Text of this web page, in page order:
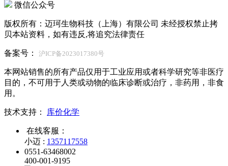
微信公众号
版权所有：迈珂生物科技（上海）有限公司 未经授权禁止拷
贝本站资料，如有违反,将追究法律责任
备案号： 沪ICP备2023017380号
本网站销售的所有产品仅用于工业应用或者科学研究等非医疗
目的，不可用于人类或动物的临床诊断或治疗，非药用，非食
用。
技术支持： 库价化学
在线客服：
小迈 : 1357117558
0551-63468002
400-001-9195